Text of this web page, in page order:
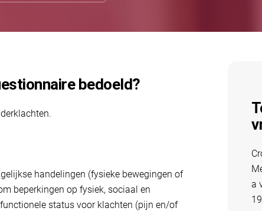
bedoeld?
handelingen (fysieke bewegingen of
beperkingen op fysiek, sociaal en
status voor klachten (pijn en/of
a